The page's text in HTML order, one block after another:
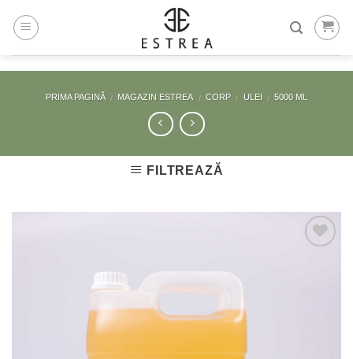
PRIMA PAGINĂ / MAGAZIN ESTREA / CORP / ULEI / 5000 ML
FILTREAZĂ